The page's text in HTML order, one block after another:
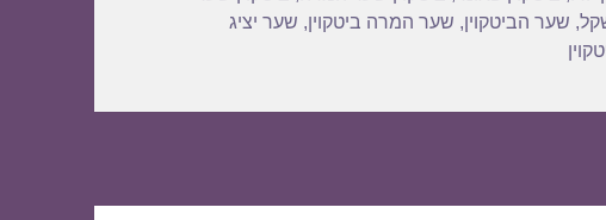
, שער הביטקוין, שער המרה ביטקוין, שער יציג